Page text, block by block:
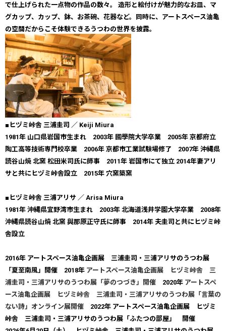
で仕上げられた一点物の作品の数々。 造形と絵付けが魅力的なお皿、マ
グカップ、カップ、鉢、お茶碗、花器など。同時に、アートスペース油亀
の空間だからこそ体験できるうつわの世界を披露。
■ヒヅミ峠舎 三浦圭司 ／ Keiji Miura
1981年 山口県岩国市生まれ 2003年 國學院大学卒業 2005年 京都府立
陶工高等技術専門校卒業 2006年 京都市工業試験場修了 2007年 沖縄県
読谷山焼 北窯 松田米司氏に師事 2011年 岩国市にて独立 2014年妻アリ
サと共にヒヅミ峠舎設立 2015年 穴窯築窯
■ヒヅミ峠舎 三浦アリサ ／ Arisa Miura
1981年 沖縄県宜野湾市生まれ 2003年 北海道浅井学園大学卒業 2008年
沖縄県読谷山焼 北窯 與那原正守氏に師事 2014年 夫圭司と共にヒヅミ峠
舎設立
2016年 アートスペース油亀企画展 三浦圭司・三浦アリサのうつわ展
「夏至南風」開催 2018年 アートスペース油亀企画展 ヒヅミ峠舎 三
浦圭司・三浦アリサのうつわ展「夢のつづき」開催 2020年 アートスペ
ース油亀企画展 ヒヅミ峠舎 三浦圭司・三浦アリサのうつわ展「言葉の
ない詩」オンライン展開催 2022年 アートスペース油亀企画展 ヒヅミ
峠舎 三浦圭司・三浦アリサのうつわ展「ふたつの部屋」 開催